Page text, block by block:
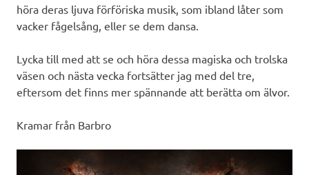
höra deras ljuva förföriska musik, som ibland låter som
vacker fågelsång, eller se dem dansa.
Lycka till med att se och höra dessa magiska och trolska
väsen och nästa vecka fortsätter jag med del tre,
eftersom det finns mer spännande att berätta om älvor.
Kramar från Barbro